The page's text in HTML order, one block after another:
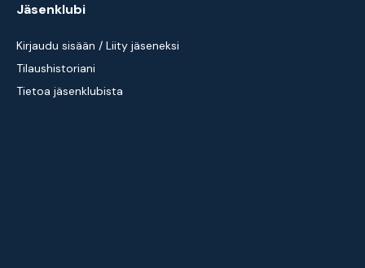
Jäsenklubi
Kirjaudu sisään / Liity jäseneksi
Tilaushistoriani
Tietoa jäsenklubista